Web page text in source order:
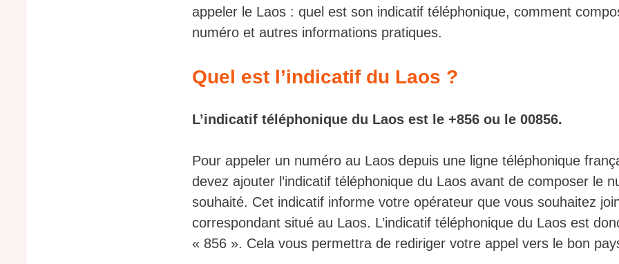
appeler le Laos : quel est son indicatif téléphonique, comment
numéro et autres informations pratiques.
Quel est l’indicatif du Laos ?
L’indicatif téléphonique du Laos est le +856 ou le 00856.
Pour appeler un numéro au Laos depuis une ligne téléphonique
devez ajouter l’indicatif téléphonique du Laos avant de composer le
souhaité. Cet indicatif informe votre opérateur que vous souhaitez
correspondant situé au Laos. L’indicatif téléphonique du Laos est
« 856 ». Cela vous permettra de rediriger votre appel vers le bon